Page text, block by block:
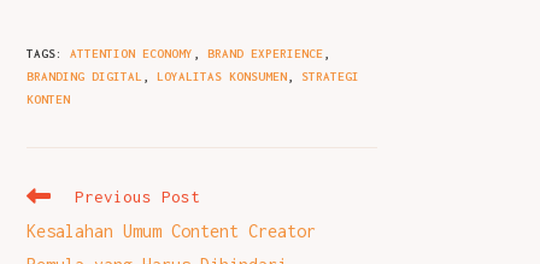
TAGS:ATTENTION ECONOMY BRAND EXPERIENCE
BRANDING DIGITAL
LOYALITAS KONSUMEN
STRATEGI
KONTEN
Read
articles
Previous Post
Kesalahan Umum Content Creator